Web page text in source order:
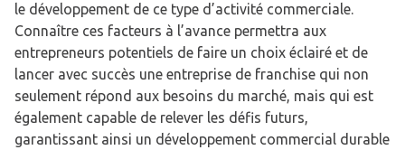
le développement de ce type d’activité commerciale.
Connaître ces facteurs à l’avance permettra aux
entrepreneurs potentiels de faire un choix éclairé et de
lancer avec succès une entreprise de franchise qui non
seulement répond aux besoins du marché, mais qui est
également capable de relever les défis futurs,
garantissant ainsi un développement commercial durable